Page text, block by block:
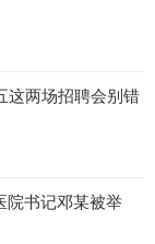
这两场招聘会别错
院书记邓某被举